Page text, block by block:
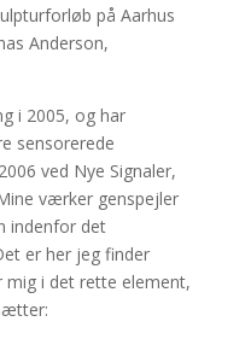
på Aarhus
Anderson,
i 2005, og har
sensorerede
ved Nye Signaler,
værker genspejler
indenfor det
er her jeg finder
i det rette element,